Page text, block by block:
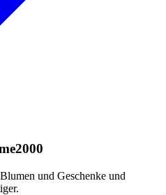
und Geschenke und